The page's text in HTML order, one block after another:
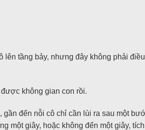
tầng bảy, nhưng đây không phải
không gian con rồi.
đến nỗi cô chỉ cần lùi ra sau một
một giây, hoặc không đến một giây,